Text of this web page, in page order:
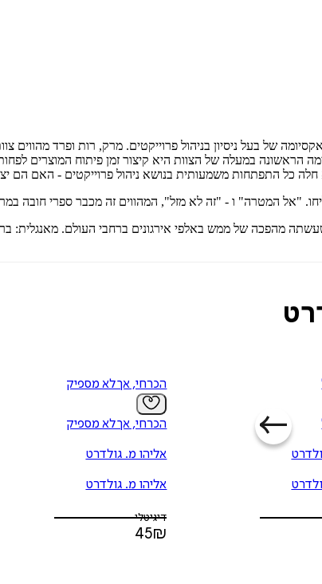
של בעל ניסיון בניהול פרוייקטים. מרק, רות ופרד
במעלה של הצוות היא קיצור זמן פיתוח המוצרים
חלה כל התפתחות משמעותית בנושא ניהול פרוייקטים - האם הם
"אל המטרה" ו - "זה לא מזל", המהווים זה מכבר ספרי חובה
מהפכה של ממש באלפי אירגונים ברחבי העולם. מאנגלית:
הכרחי, אך לא מספיק
הכרחי, אך לא מספיק
אליהו מ. גולדרט
אליהו מ. גולדרט
דיגיטלי
45₪